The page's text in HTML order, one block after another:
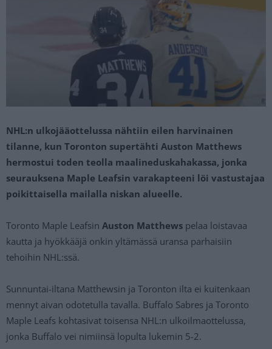
NHL:n ulkojääottelussa nähtiin eilen harvinainen
tilanne, kun Toronton supertähti Auston Matthews
hermostui toden teolla maalineduskahakassa, jonka
seurauksena Maple Leafsin varakapteeni löi vastustajaa
poikittaisella mailalla niskan alueelle.
Toronto Maple Leafsin Auston Matthews pelaa loistavaa
kautta ja hyökkääjä onkin yltämässä uransa parhaisiin
tehoihin NHL:ssä.
Sunnuntai-iltana Matthewsin ja Toronton ilta ei kuitenkaan
mennyt aivan odotetulla tavalla. Buffalo Sabres ja Toronto
Maple Leafs kohtasivat toisensa NHL:n ulkoilmaottelussa,
jonka Buffalo vei nimiinsä lopulta lukemin 5-2.